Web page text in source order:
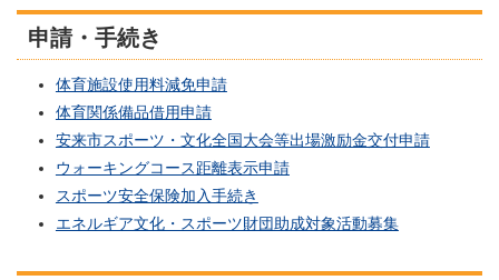
申請・手続き
体育施設使用料減免申請
体育関係備品借用申請
安来市スポーツ・文化全国大会等出場激励金交付申請
ウォーキングコース距離表示申請
スポーツ安全保険加入手続き
エネルギア文化・スポーツ財団助成対象活動募集